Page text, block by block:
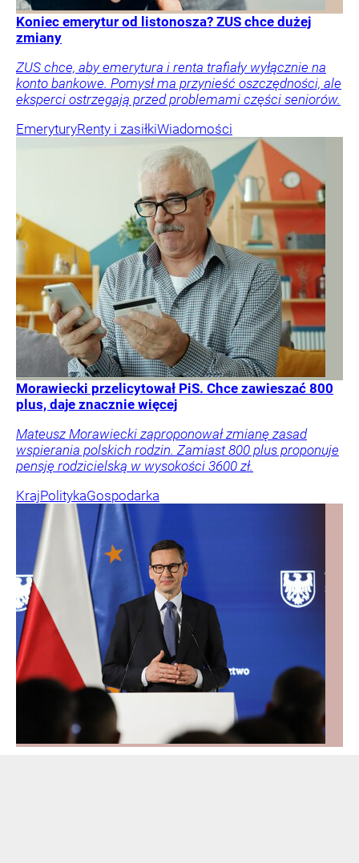
Koniec emerytur od listonosza? ZUS chce dużej
zmiany
ZUS chce, aby emerytura i renta trafiały wyłącznie na
konto bankowe. Pomysł ma przynieść oszczędności, ale
eksperci ostrzegają przed problemami części seniorów.
EmeryturyRenty i zasiłkiWiadomości
Morawiecki przelicytował PiS. Chce zawieszać 800
plus, daje znacznie więcej
Mateusz Morawiecki zaproponował zmianę zasad
wspierania polskich rodzin. Zamiast 800 plus proponuje
pensję rodzicielską w wysokości 3600 zł.
KrajPolitykaGospodarka